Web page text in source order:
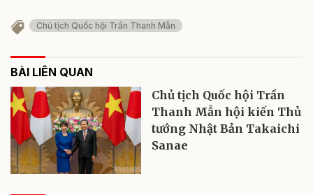
Chủ tịch Quốc hội Trần Thanh Mẫn
BÀI LIÊN QUAN
Chủ tịch Quốc hội Trần
Thanh Mẫn hội kiến Thủ
tướng Nhật Bản Takaichi
Sanae